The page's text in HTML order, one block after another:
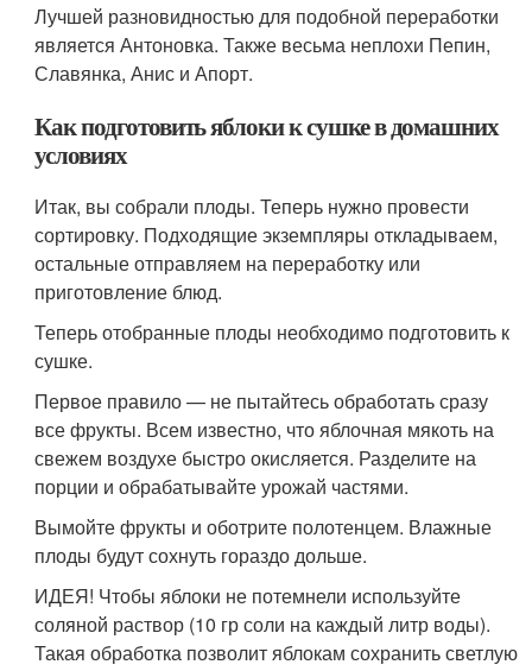
Лучшей разновидностью для подобной переработки
является Антоновка. Также весьма неплохи Пепин,
Славянка, Анис и Апорт.
Как подготовить яблоки к сушке в домашних
условиях
Итак, вы собрали плоды. Теперь нужно провести
сортировку. Подходящие экземпляры откладываем,
остальные отправляем на переработку или
приготовление блюд.
Теперь отобранные плоды необходимо подготовить к
сушке.
Первое правило — не пытайтесь обработать сразу
все фрукты. Всем известно, что яблочная мякоть на
свежем воздухе быстро окисляется. Разделите на
порции и обрабатывайте урожай частями.
Вымойте фрукты и оботрите полотенцем. Влажные
плоды будут сохнуть гораздо дольше.
ИДЕЯ! Чтобы яблоки не потемнели используйте
соляной раствор (10 гр соли на каждый литр воды).
Такая обработка позволит яблокам сохранить светлую